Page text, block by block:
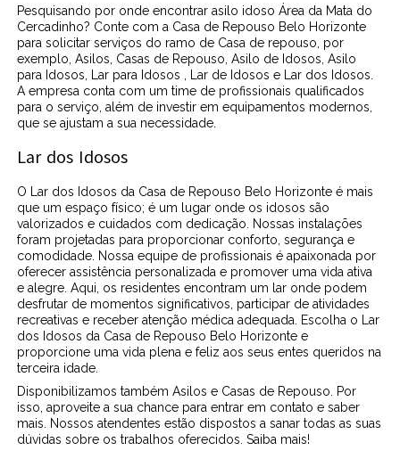
Pesquisando por onde encontrar asilo idoso Área da Mata do
Cercadinho? Conte com a Casa de Repouso Belo Horizonte
para solicitar serviços do ramo de Casa de repouso, por
exemplo, Asilos, Casas de Repouso, Asilo de Idosos, Asilo
para Idosos, Lar para Idosos , Lar de Idosos e Lar dos Idosos.
A empresa conta com um time de profissionais qualificados
para o serviço, além de investir em equipamentos modernos,
que se ajustam a sua necessidade.
Lar dos Idosos
O Lar dos Idosos da Casa de Repouso Belo Horizonte é mais
que um espaço físico; é um lugar onde os idosos são
valorizados e cuidados com dedicação. Nossas instalações
foram projetadas para proporcionar conforto, segurança e
comodidade. Nossa equipe de profissionais é apaixonada por
oferecer assistência personalizada e promover uma vida ativa
e alegre. Aqui, os residentes encontram um lar onde podem
desfrutar de momentos significativos, participar de atividades
recreativas e receber atenção médica adequada. Escolha o Lar
dos Idosos da Casa de Repouso Belo Horizonte e
proporcione uma vida plena e feliz aos seus entes queridos na
terceira idade.
Disponibilizamos também Asilos e Casas de Repouso. Por
isso, aproveite a sua chance para entrar em contato e saber
mais. Nossos atendentes estão dispostos a sanar todas as suas
dúvidas sobre os trabalhos oferecidos. Saiba mais!